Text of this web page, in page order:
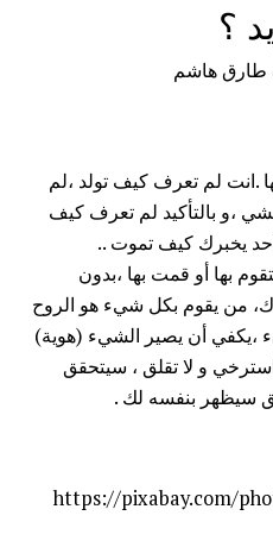
؟
طارق هاشم
.انت لم تعرف كيف تولد ،لم
،و بالتأكيد لم تعرف كيف
يخبرك كيف تموت ..
بها أو قمت بها ،بدون
من يقوم بكل شيء هو الروح
،يكفي أن يصير الشيء (هوية)
و لا تقلق ، سيتحقق
سيظهر بنفسه لك .
https://pixabay.com/